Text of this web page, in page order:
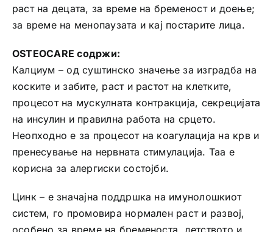
раст на децата, за време на бременост и доење;
за време на менопаузата и кај постарите лица.
OSTEOCARE содржи:
Калциум – од суштинско значење за изградба на
коските и забите, раст и растот на клетките,
процесот на мускулната контракција, секрецијата
на инсулин и правилна работа на срцето.
Неопходно е за процесот на коагулација на крв и
пренесување на нервната стимулација. Таа е
корисна за алергиски состојби.
Цинк – е значајна поддршка на имунолошкиот
систем, го промовира нормален раст и развој,